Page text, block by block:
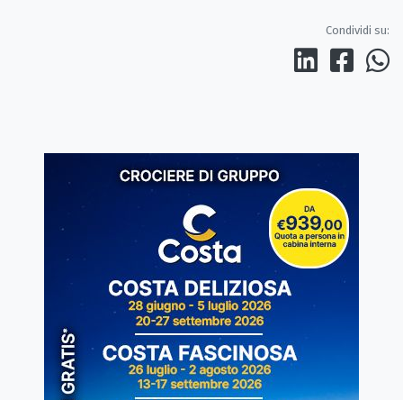
Condividi su: